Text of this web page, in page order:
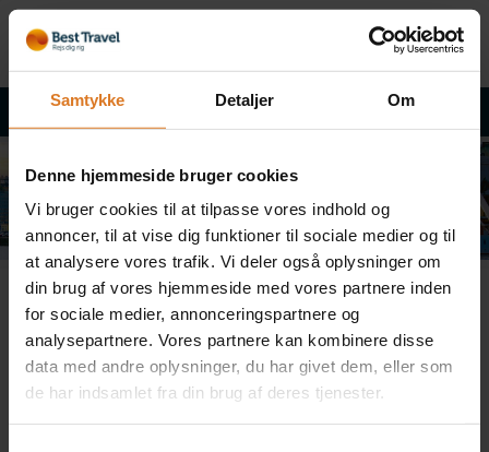
Samtykke Detaljer Om
Denne hjemmeside bruger cookies
Vi bruger cookies til at tilpasse vores indhold og
annoncer, til at vise dig funktioner til sociale medier og til
at analysere vores trafik. Vi deler også oplysninger om
din brug af vores hjemmeside med vores partnere inden
for sociale medier, annonceringspartnere og
analysepartnere. Vores partnere kan kombinere disse
data med andre oplysninger, du har givet dem, eller som
de har indsamlet fra din brug af deres tjenester.
Tilbage til rejsebeskrivelsen
Fejl